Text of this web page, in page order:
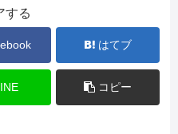
する
はてブ
コピー